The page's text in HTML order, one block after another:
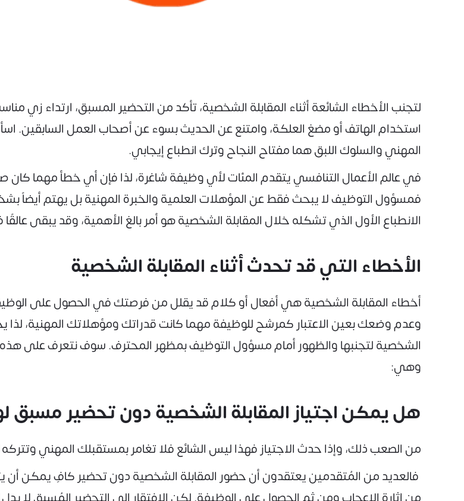
لتجنب الأخطاء الشائعة أثناء المقابلة الشخصية، تأكد من التحضير المسبق، ارتداء زي
استخدام الهاتف أو مضغ العلكة، وامتنع عن الحديث بسوء عن أصحاب العمل السابقين.
المهني والسلوك اللبق هما مفتاح النجاح وترك انطباع إيجابي.
في عالم الأعمال التنافسي يتقدم المئات لأي وظيفة شاغرة، لذا فإن أي خطأ مهما
فمسؤول التوظيف لا يبحث فقط عن المؤهلات العلمية والخبرة المهنية بل يهتم
الانطباع الأول الذي تشكله خلال المقابلة الشخصية هو أمر بالغ الأهمية، وقد يبقى
الأخطاء التي قد تحدث أثناء المقابلة الشخصية
أخطاء المقابلة الشخصية هي أفعال أو كلام قد يقلل من فرصتك في الحصول على
وعدم وضعك بعين الاعتبار كمرشح للوظيفة مهما كانت قدراتك ومؤهلاتك المهنية، لذا
الشخصية لتجنبها والظهور أمام مسؤول التوظيف بمظهر المحترف. سوف نتعرف على هذه
وهي:
هل يمكن اجتياز المقابلة الشخصية دون تحضير مسبق
من الصعب ذلك، وإذا حدث الاجتياز فهذا ليس الشائع فلا تغامر بمستقبلك المهني
فالعديد من المُتقدمين يعتقدون أن حضور المقابلة الشخصية دون تحضير كافٍ يمكن